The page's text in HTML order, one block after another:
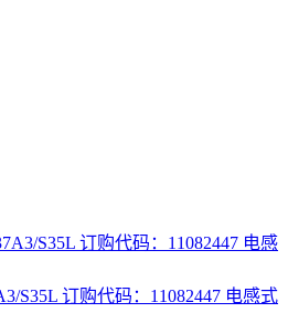
S35L 订购代码：11082447 电感式